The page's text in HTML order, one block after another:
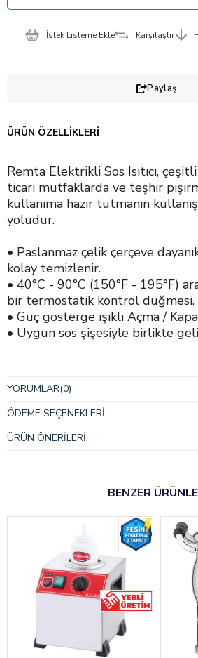
İstek Listeme Ekle Karşılaştır
Paylaş
ÜRÜN ÖZELLIKLERI
Remta Elektrikli Sos Isıtıcı,
ticari mutfaklarda ve teşhir
kullanıma hazır tutmanın
yoludur.
• Paslanmaz çelik çerçeve
kolay temizlenir.
• 40°C - 90°C (150°F - 195°F)
bir termostatik kontrol düğmesi.
• Güç gösterge ışıklı Açma /
• Uygun sos şişesiyle birlikte
TEKNİK ÖZELLİKLER
Ürün Ölçüleri:
Bidon Ölçüleri:150x60 mm
Ağırlık:1,5 kg
Kapasite:Tekli
YORUMLAR(0)
ÖDEME SEÇENEKLERI
ÜRÜN ÖNERILERI
BENZER